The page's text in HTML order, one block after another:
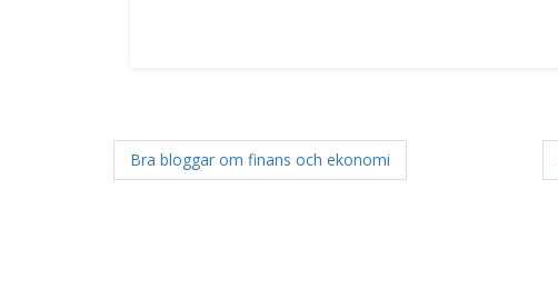
Bra bloggar om finans och ekonomi